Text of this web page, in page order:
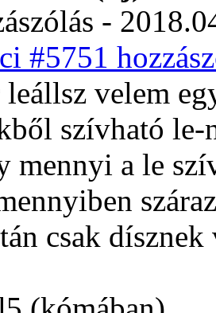
-
#5751
velem
szívható le-
mennyi a le
csak